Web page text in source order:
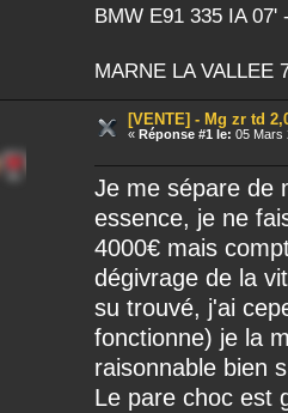
BMW E91 335 IA
MARNE LA VALLEE
[VENTE] - Mg zr td
«Réponse #1 le: 05 Mars
Je me sépare de
essence, je ne
4000€ mais
dégivrage de la
su trouvé, j'ai
fonctionne) je la
raisonnable bien
Le pare choc est